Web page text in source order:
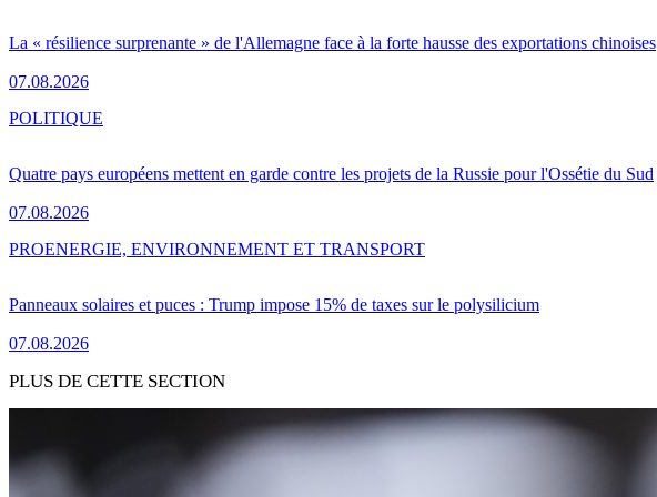
La « résilience surprenante » de l'Allemagne face à la forte hausse des exportations chinoises
07.08.2026
Quatre pays européens mettent en garde contre les projets de la Russie pour l'Ossétie du Sud
07.08.2026
POLITIQUE
Panneaux solaires et puces : Trump impose 15% de taxes sur le polysilicium
07.08.2026
PROENERGIE, ENVIRONNEMENT ET TRANSPORT
PLUS DE CETTE SECTION